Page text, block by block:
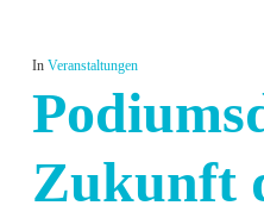
In Veranstaltungen
Zukunft